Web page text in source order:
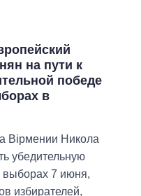
на пути к
победе
в
Вірмении Никола
убедительную
выборах 7 июня,
избирателей,